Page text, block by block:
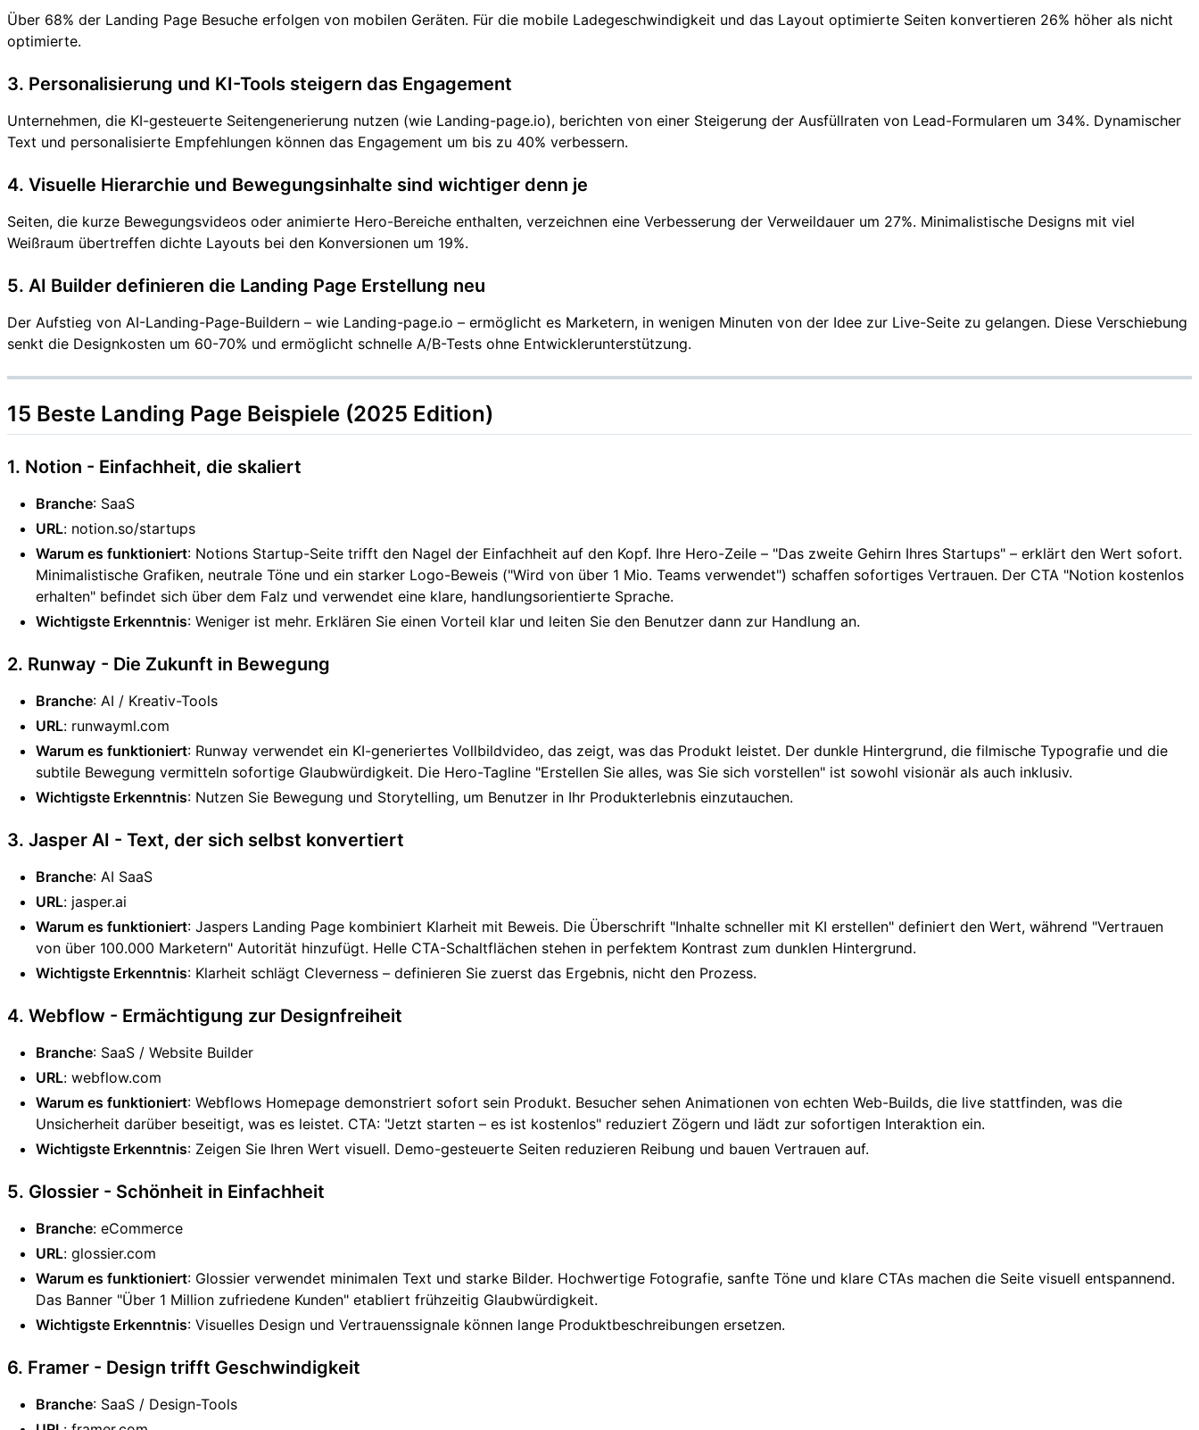
Über 68% der Landing Page Besuche erfolgen von mobilen Geräten. Für die mobile Ladegeschwindigkeit und das Layout optimierte Seiten konvertieren 26% höher als nicht
optimierte.
3. Personalisierung und KI-Tools steigern das Engagement
Unternehmen, die KI-gesteuerte Seitengenerierung nutzen (wie Landing-page.io), berichten von einer Steigerung der Ausfüllraten von Lead-Formularen um 34%. Dynamischer
Text und personalisierte Empfehlungen können das Engagement um bis zu 40% verbessern.
4. Visuelle Hierarchie und Bewegungsinhalte sind wichtiger denn je
Seiten, die kurze Bewegungsvideos oder animierte Hero-Bereiche enthalten, verzeichnen eine Verbesserung der Verweildauer um 27%. Minimalistische Designs mit viel
Weißraum übertreffen dichte Layouts bei den Konversionen um 19%.
5. AI Builder definieren die Landing Page Erstellung neu
Der Aufstieg von AI-Landing-Page-Buildern – wie Landing-page.io – ermöglicht es Marketern, in wenigen Minuten von der Idee zur Live-Seite zu gelangen. Diese Verschiebung
senkt die Designkosten um 60-70% und ermöglicht schnelle A/B-Tests ohne Entwicklerunterstützung.
15 Beste Landing Page Beispiele (2025 Edition)
1. Notion - Einfachheit, die skaliert
Branche: SaaS
URL: notion.so/startups
Warum es funktioniert: Notions Startup-Seite trifft den Nagel der Einfachheit auf den Kopf. Ihre Hero-Zeile – "Das zweite Gehirn Ihres Startups" – erklärt den Wert sofort.
Minimalistische Grafiken, neutrale Töne und ein starker Logo-Beweis ("Wird von über 1 Mio. Teams verwendet") schaffen sofortiges Vertrauen. Der CTA "Notion kostenlos
erhalten" befindet sich über dem Falz und verwendet eine klare, handlungsorientierte Sprache.
Wichtigste Erkenntnis: Weniger ist mehr. Erklären Sie einen Vorteil klar und leiten Sie den Benutzer dann zur Handlung an.
2. Runway - Die Zukunft in Bewegung
Branche: AI / Kreativ-Tools
URL: runwayml.com
Warum es funktioniert: Runway verwendet ein KI-generiertes Vollbildvideo, das zeigt, was das Produkt leistet. Der dunkle Hintergrund, die filmische Typografie und die
subtile Bewegung vermitteln sofortige Glaubwürdigkeit. Die Hero-Tagline "Erstellen Sie alles, was Sie sich vorstellen" ist sowohl visionär als auch inklusiv.
Wichtigste Erkenntnis: Nutzen Sie Bewegung und Storytelling, um Benutzer in Ihr Produkterlebnis einzutauchen.
3. Jasper AI - Text, der sich selbst konvertiert
Branche: AI SaaS
URL: jasper.ai
Warum es funktioniert: Jaspers Landing Page kombiniert Klarheit mit Beweis. Die Überschrift "Inhalte schneller mit KI erstellen" definiert den Wert, während "Vertrauen
von über 100.000 Marketern" Autorität hinzufügt. Helle CTA-Schaltflächen stehen in perfektem Kontrast zum dunklen Hintergrund.
Wichtigste Erkenntnis: Klarheit schlägt Cleverness – definieren Sie zuerst das Ergebnis, nicht den Prozess.
4. Webflow - Ermächtigung zur Designfreiheit
Branche: SaaS / Website Builder
URL: webflow.com
Warum es funktioniert: Webflows Homepage demonstriert sofort sein Produkt. Besucher sehen Animationen von echten Web-Builds, die live stattfinden, was die
Unsicherheit darüber beseitigt, was es leistet. CTA: "Jetzt starten – es ist kostenlos" reduziert Zögern und lädt zur sofortigen Interaktion ein.
Wichtigste Erkenntnis: Zeigen Sie Ihren Wert visuell. Demo-gesteuerte Seiten reduzieren Reibung und bauen Vertrauen auf.
5. Glossier - Schönheit in Einfachheit
Branche: eCommerce
URL: glossier.com
Warum es funktioniert: Glossier verwendet minimalen Text und starke Bilder. Hochwertige Fotografie, sanfte Töne und klare CTAs machen die Seite visuell entspannend.
Das Banner "Über 1 Million zufriedene Kunden" etabliert frühzeitig Glaubwürdigkeit.
Wichtigste Erkenntnis: Visuelles Design und Vertrauenssignale können lange Produktbeschreibungen ersetzen.
6. Framer - Design trifft Geschwindigkeit
Branche: SaaS / Design-Tools